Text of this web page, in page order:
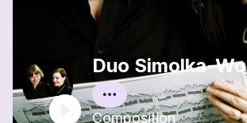
Duo Simolka-
Composition